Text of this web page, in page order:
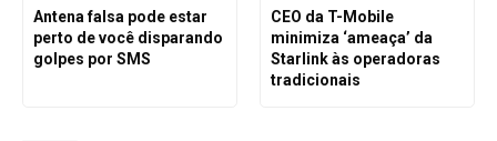
Antena falsa pode estar
perto de você disparando
golpes por SMS
CEO da T-Mobile
minimiza ‘ameaça’ da
Starlink às operadoras
tradicionais